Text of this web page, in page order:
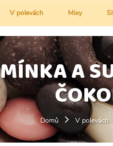
V polevách Mixy
A
Domů V polevách